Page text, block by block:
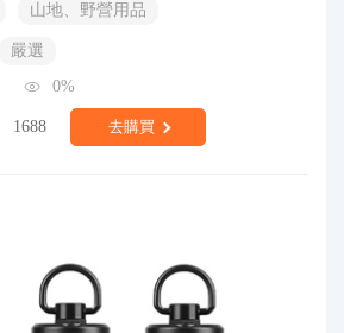
山地、野營用品
嚴選
0%
1688 去購買